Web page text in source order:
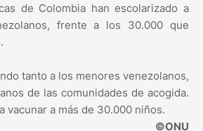
de Colombia han escolarizado a
frente a los 30.000 que
tanto a los menores venezolanos,
de las comunidades de acogida.
vacunar a más de 30.000 niños.
©ONU